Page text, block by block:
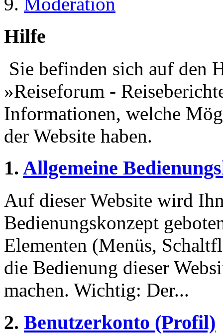
Hilfe
Sie befinden sich auf den
»Reiseforum -
Informationen, welche
der Website haben.
1. Allgemeine
Auf dieser Website wird
Bedienungskonzept
Elementen (Menüs,
die Bedienung dieser
machen. Wichtig: Der...
2. Benutzerkonto (Profil)